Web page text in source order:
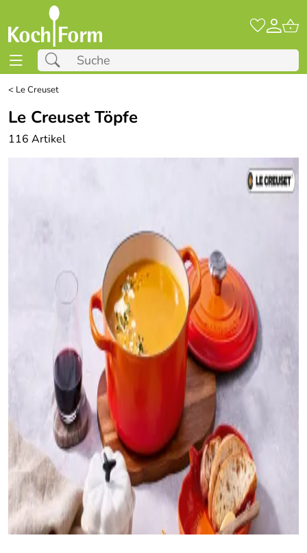
< Le Creuset
Le Creuset Töpfe
116 Artikel